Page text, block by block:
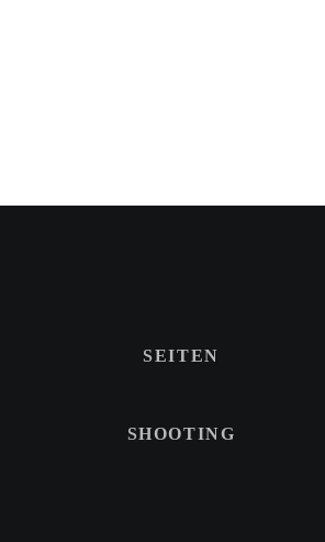
SEITEN
SHOOTING